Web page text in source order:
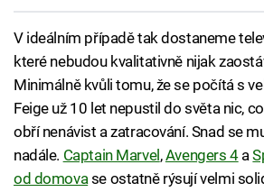
V ideálním případě tak dostaneme
které nebudou kvalitativně nijak
Minimálně kvůli tomu, že se počítá s
Feige už 10 let nepustil do světa nic,
obří nenávist a zatracování. Snad se
nadále. Captain Marvel ,Avengers 4a
od domovase ostatně rýsují velmi